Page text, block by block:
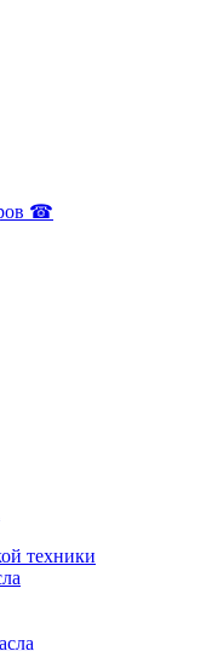
☎
техники